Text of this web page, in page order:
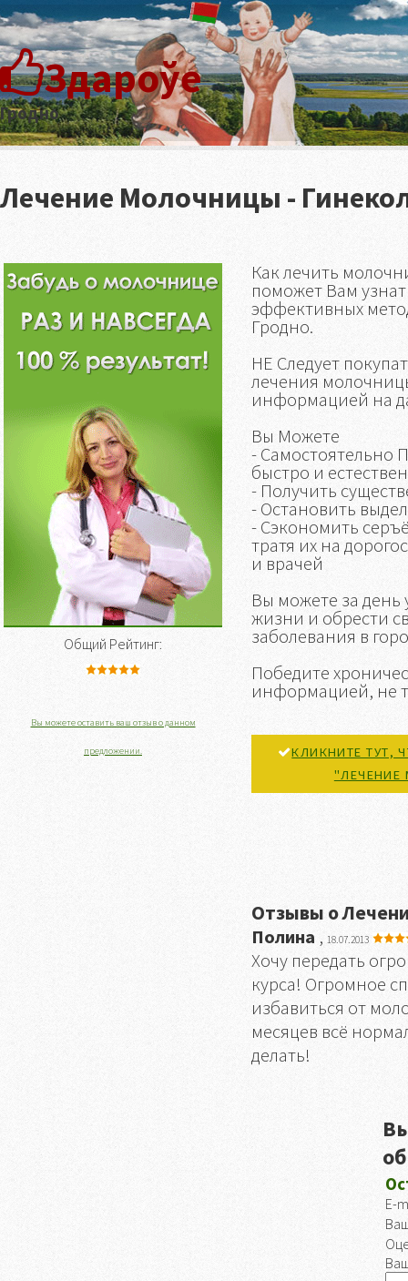
Здароўе
Гродно
Лечение Молочницы -
Общий Рейтинг:
Вы можете оставить ваш отзыв о данном
предложении.
Как лечить
поможет Вам
эффективных
Гродно.
НЕ Следует
лечения
информацией на
Вы Можете
- Самостоятельно
быстро и
- Получить
- Остановить
- Сэкономить
тратя их на
и врачей
Вы можете за день
жизни и обрести
заболевания в
Победите
информацией, не
КЛИКНИТЕ ТУТ,
Отзывы о
Полина , 18.07.2013
Хочу передать
курса! Огромное
избавиться от
месяцев всё
делать!
E-